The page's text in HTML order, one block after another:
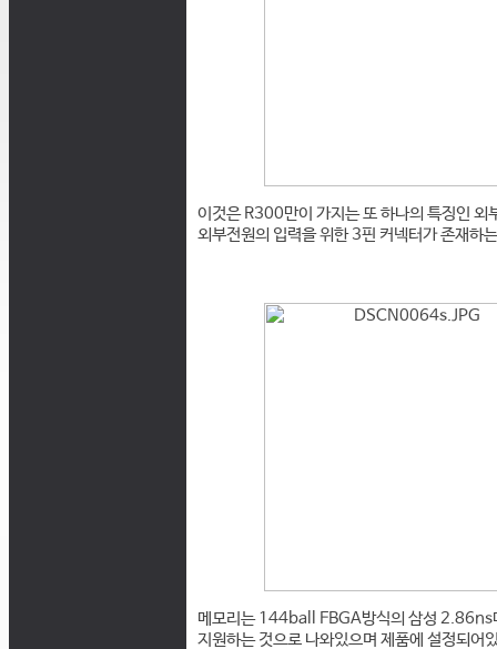
이것은 R300만이 가지는 또 하나의 특징인 외
외부전원의 입력을 위한 3핀 커넥터가 존재하
메모리는 144ball FBGA방식의 삼성 2.86ns
지원하는 것으로 나와있으며 제품에 설정되